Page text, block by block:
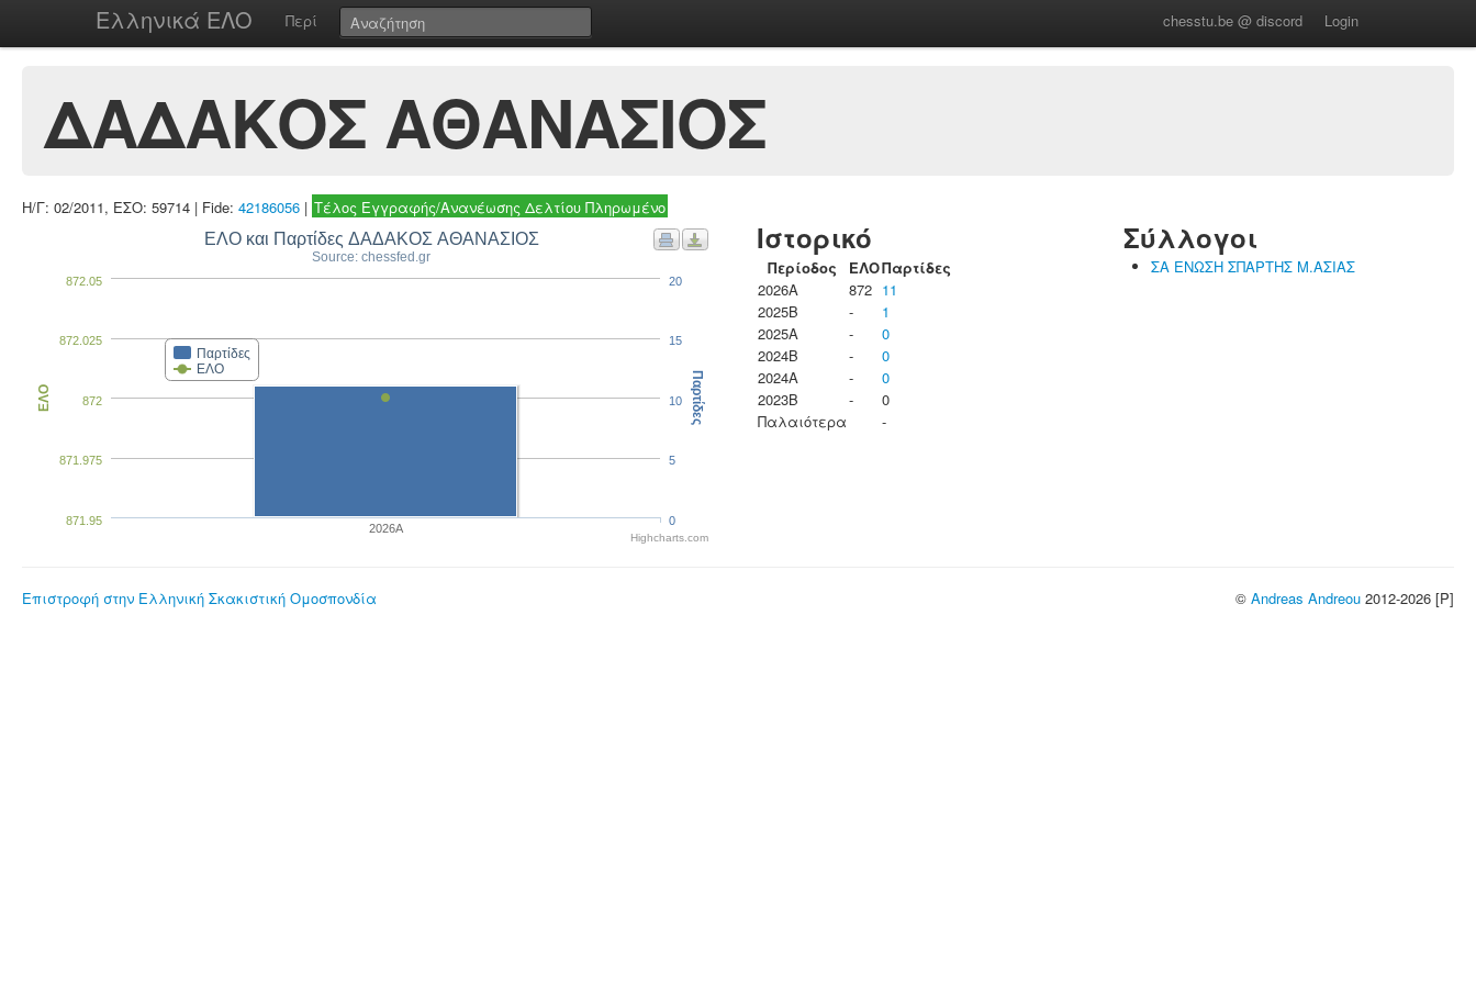
Ελληνικά ΕΛΟ Περί chesstu.be @ discord Login
ΔΑΔΑΚΟΣ ΑΘΑΝΑΣΙΟΣ
Η/Γ: 02/2011, ΕΣΟ: 59714 | Fide: 42186056 | Τέλος Εγγραφής/Ανανέωσης Δελτίου Πληρωμένο
ΕΛΟ και Παρτίδες ΔΑΔΑΚΟΣ ΑΘΑΝΑΣΙΟΣ
Source: chessfed.gr
Παρτίδες
ΕΛΟ
2026A
871.95
871.975
872
872.025
872.05
ΕΛΟ
0
5
10
15
20
Παρτίδες
Highcharts.com
Ιστορικό
Περίοδος ΕΛΟΠαρτίδες
2026A
872 11
2025B
-
1
2025A
-
0
2024B
-
0
2024A
-
0
2023B
-
0
Παλαιότερα
-
Σύλλογοι
ΣΑ ΕΝΩΣΗ ΣΠΑΡΤΗΣ Μ.ΑΣΙΑΣ
Επιστροφή στην Ελληνική Σκακιστική Ομοσπονδία © Andreas Andreou 2012-2026 [P]